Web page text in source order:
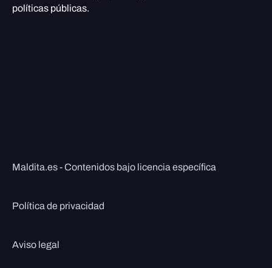
políticas públicas.
Maldita.es - Contenidos bajo licencia específica
Política de privacidad
Aviso legal